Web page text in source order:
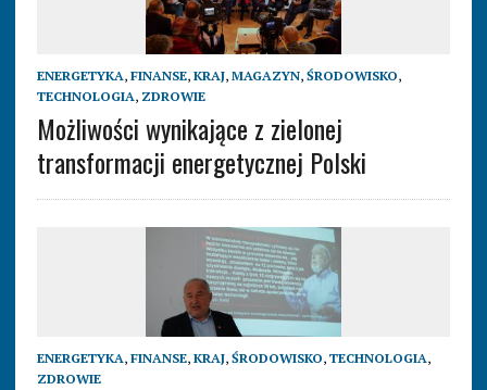
ENERGETYKA, FINANSE, KRAJ, MAGAZYN, ŚRODOWISKO,
TECHNOLOGIA, ZDROWIE
Możliwości wynikające z zielonej
transformacji energetycznej Polski
ENERGETYKA, FINANSE, KRAJ, ŚRODOWISKO, TECHNOLOGIA,
ZDROWIE